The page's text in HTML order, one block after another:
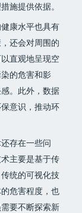
施提供依据。
康水平也具有
还会对周围的
直观地呈现空
的危害和影
。此外，数据
意识，推动环
存在一些问
主要是基于传
统的可视化技
危害程度，也
要不断探索新